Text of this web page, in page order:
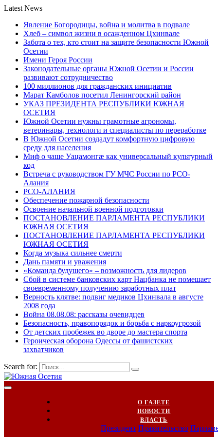
Latest News
Явление Богородицы, война и молитва в подвале
Хлеб – символ жизни в осажденном Цхинвале
Забота о тех, кто стоит на защите безопасности Южной
Осетии
Имени Героя России
Законодательные органы Южной Осетии и России
развивают сотрудничество
100 миллионов для гражданских инициатив
Марат Камболов посетил Ленингорский район
УКАЗ ПРЕЗИДЕНТА РЕСПУБЛИКИ ЮЖНАЯ
ОСЕТИЯ
Южной Осетии нужны грамотные агрономы,
ветеринары, технологи и специалисты по переработке
В Южной Осетии создадут комфортную цифровую
среду для населения
Миф о чаше Уацамонгæ как универсальный культурный
код
Встреча с руководством ГУ МЧС России по РСО-
Алания
РСО-АЛАНИЯ
Обеспечение пожарной безопасности
Освоение начальной военной подготовки
ПОСТАНОВЛЕНИЕ ПАРЛАМЕНТА РЕСПУБЛИКИ
ЮЖНАЯ ОСЕТИЯ
ПОСТАНОВЛЕНИЕ ПАРЛАМЕНТА РЕСПУБЛИКИ
ЮЖНАЯ ОСЕТИЯ
Когда музыка сильнее смерти
Дань памяти и уважения
«Команда будущего» – возможность для лидеров
Сбой в системе банковских карт Нацбанка не помешает
своевременному получению заработных плат
Верность клятве: подвиг медиков Цхинвала в августе
2008 года
Война 08.08.08: рассказы очевидцев
Безопасность, правопорядок и борьба с наркоугрозой
От детских пробежек во дворе до мастера спорта
Героическая оборона Одессы от фашистских
захватчиков
Search for:
О ГАЗЕТЕ
НОВОСТИ
ВЛАСТЬ
Президент Правительство